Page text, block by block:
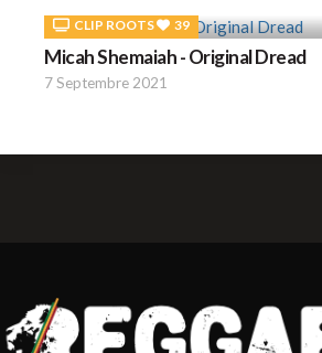
CLIP ROOTS 39
Micah Shemaiah - Original Dread
7 Septembre 2021